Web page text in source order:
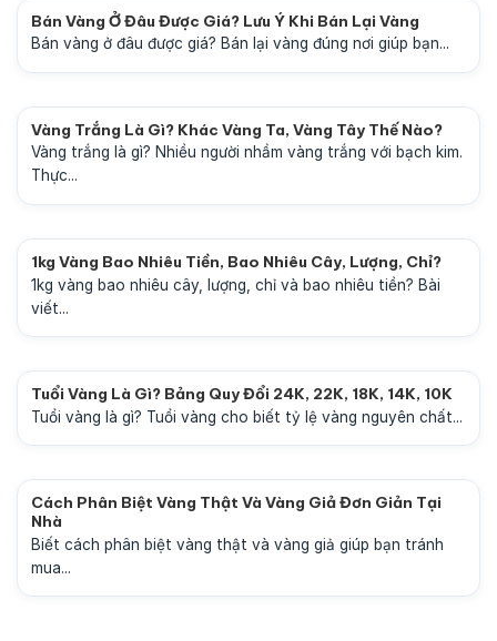
Bán Vàng Ở Đâu Được Giá? Lưu Ý Khi Bán Lại Vàng
Bán vàng ở đâu được giá? Bán lại vàng đúng nơi giúp bạn...
Vàng Trắng Là Gì? Khác Vàng Ta, Vàng Tây Thế Nào?
Vàng trắng là gì? Nhiều người nhầm vàng trắng với bạch kim.
Thực...
1kg Vàng Bao Nhiêu Tiền, Bao Nhiêu Cây, Lượng, Chỉ?
1kg vàng bao nhiêu cây, lượng, chỉ và bao nhiêu tiền? Bài
viết...
Tuổi Vàng Là Gì? Bảng Quy Đổi 24K, 22K, 18K, 14K, 10K
Tuổi vàng là gì? Tuổi vàng cho biết tỷ lệ vàng nguyên chất...
Cách Phân Biệt Vàng Thật Và Vàng Giả Đơn Giản Tại
Nhà
Biết cách phân biệt vàng thật và vàng giả giúp bạn tránh
mua...